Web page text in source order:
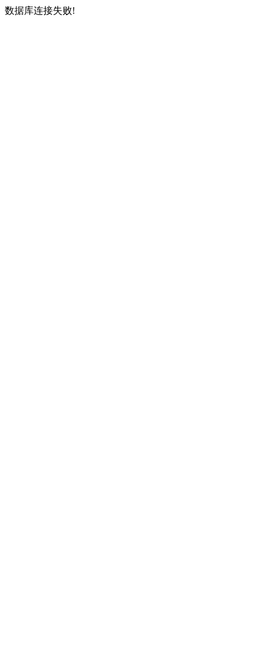
数据库连接失败!